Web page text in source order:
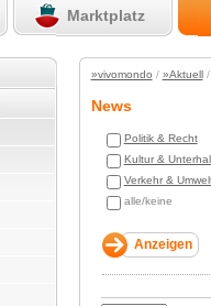
Marktplatz
»vivomondo / »Aktuell/
News
Politik & Recht
Kultur &
Verkehr &
alle/keine